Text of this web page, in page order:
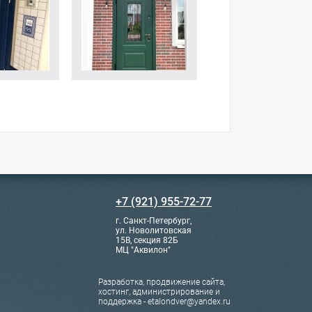
+7 (921) 955-72-77
г. Санкт-Петербург,
ул. Новолитовская
15В, секция 82Б
МЦ "Аквилон"
Разработка, продвижение сайта,
хостинг, администрирование и
поддержка - etalondver@yandex.ru